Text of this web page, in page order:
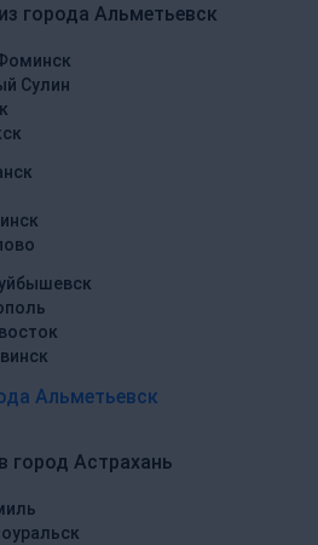
города Альметьевск
Сулин
Альметьевск
город Астрахань